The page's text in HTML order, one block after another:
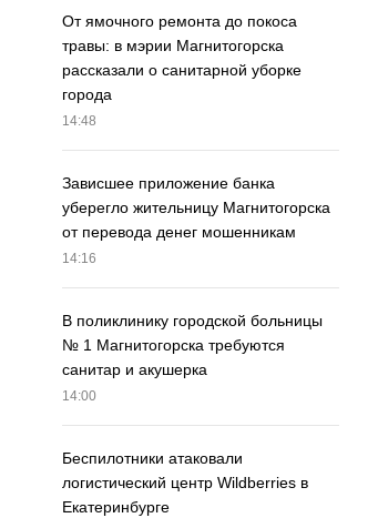
От ямочного ремонта до покоса
травы: в мэрии Магнитогорска
рассказали о санитарной уборке
города
14:48
Зависшее приложение банка
уберегло жительницу Магнитогорска
от перевода денег мошенникам
14:16
В поликлинику городской больницы
№ 1 Магнитогорска требуются
санитар и акушерка
14:00
Беспилотники атаковали
логистический центр Wildberries в
Екатеринбурге